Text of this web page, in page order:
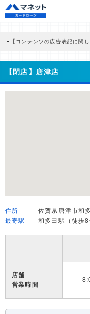
【コンテンツの広告表記に関し
商品を根拠なくPRするもので
どに基づき、公平性を担保した
>提携企業一覧
【閉店】唐津店
住所
佐賀県唐津市和
最寄駅
和多田駅（徒歩8
店舗
営業時間